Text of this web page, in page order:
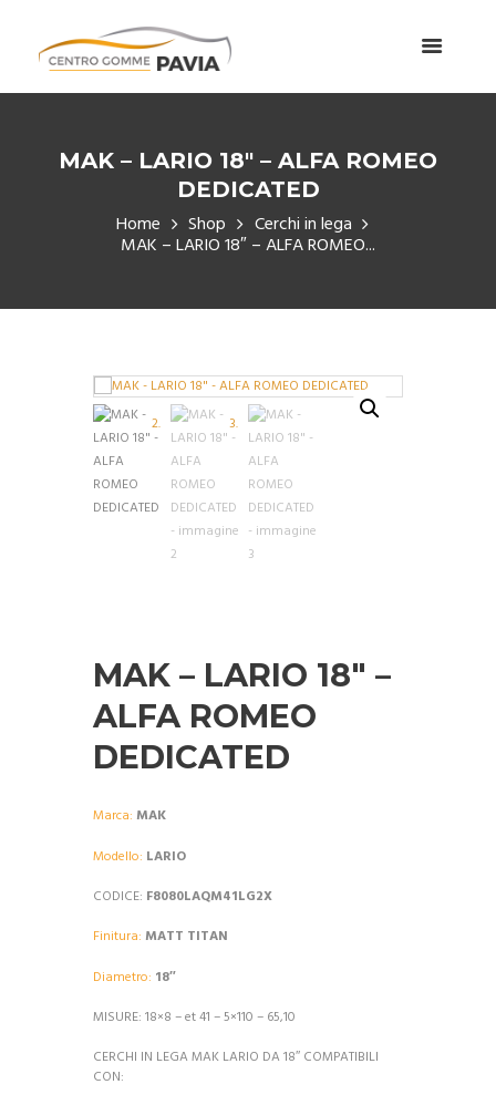
MAK – LARIO 18″ – ALFA ROMEO
DEDICATED
Home Shop Cerchi in lega
MAK – LARIO 18″ – ALFA ROMEO...
MAK – LARIO 18″ –
ALFA ROMEO
DEDICATED
Marca: MAK
Modello: LARIO
CODICE: F8080LAQM41LG2X
Finitura: MATT TITAN
Diametro: 18″
MISURE: 18×8 – et 41 – 5×110 – 65,10
CERCHI IN LEGA MAK LARIO DA 18″ COMPATIBILI
CON: